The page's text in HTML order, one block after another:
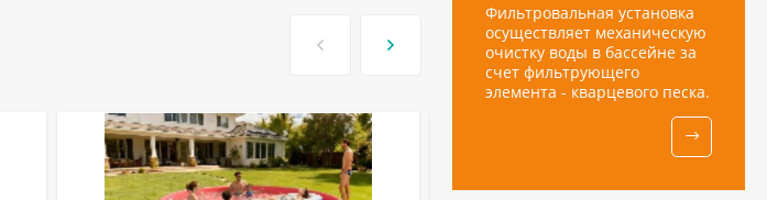
Фильтровальная установка
осуществляет механическую
очистку воды в бассейне за
счет фильтрующего
элемента - кварцевого песка.